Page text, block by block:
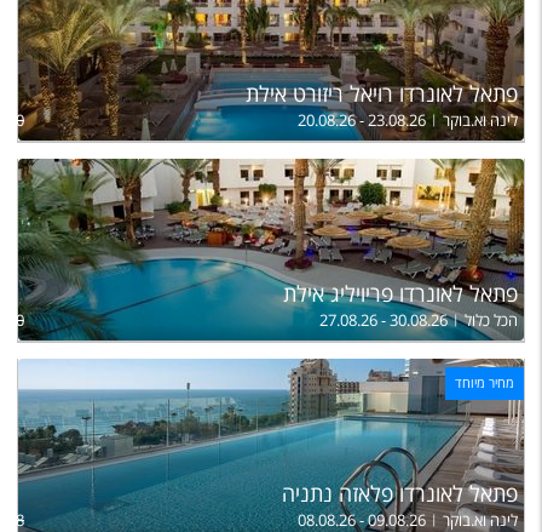
פתאל לאונרדו רויאל ריזורט אילת
לינה וא.בוקר 20.08.26 - 23.08.26
פתאל לאונרדו פריויליג אילת
הכל כלול 27.08.26 - 30.08.26
מחיר מיוחד
פתאל לאונרדו פלאזה נתניה
לינה וא.בוקר 08.08.26 - 09.08.26